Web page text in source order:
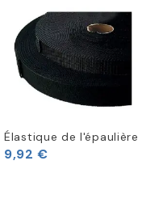
Élastique de l'épaulière
9,92 €